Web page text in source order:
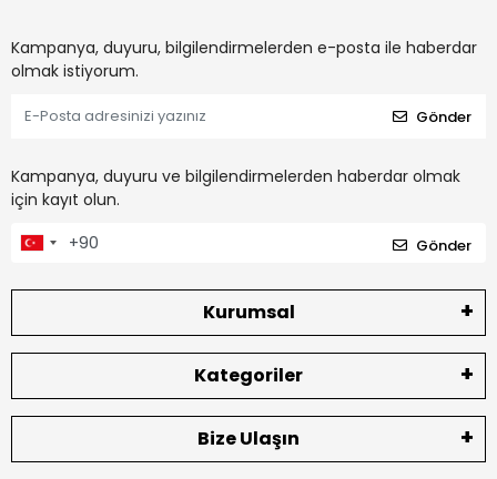
Kampanya, duyuru, bilgilendirmelerden e-posta ile haberdar
olmak istiyorum.
Gönder
Kampanya, duyuru ve bilgilendirmelerden haberdar olmak
için kayıt olun.
Gönder
Kurumsal
Kategoriler
Bize Ulaşın